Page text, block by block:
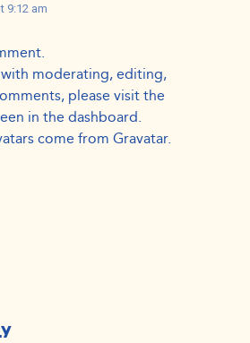
9:12 am
moderating, editing,
please visit the
in the dashboard.
come from Gravatar.